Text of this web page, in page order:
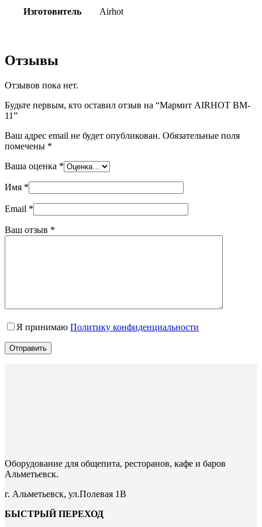
Изготовитель Airhot
Отзывы
Отзывов пока нет.
Будьте первым, кто оставил отзыв на “Мармит AIRHOT BM-
11”
Ваш адрес email не будет опубликован. Обязательные поля
помечены *
Ваша оценка *
Имя *
Email *
Ваш отзыв *
Я принимаю Политику конфиденциальности
Отправить
Оборудование для общепита, ресторанов, кафе и баров
Альметьевск.
г. Альметьевск, ул.Полевая 1В
БЫСТРЫЙ ПЕРЕХОД